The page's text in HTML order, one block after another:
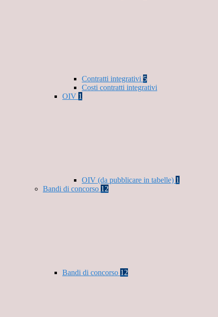
Contratti integrativi 5
Costi contratti integrativi
OIV 1
OIV (da pubblicare in tabelle) 1
Bandi di concorso 12
Bandi di concorso 12